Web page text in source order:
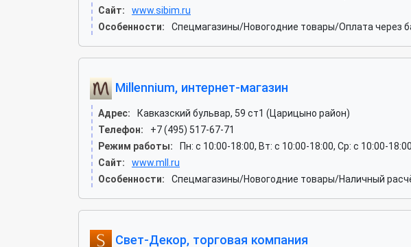
Сайт:
www.sibim.ru
Особенности:
Спецмагазины/Новогодние товары/Оплата через
Millennium, интернет-магазин
Адрес:
Кавказский бульвар, 59 ст1 (Царицыно район)
Телефон:
+7 (495) 517-67-71
Режим работы:
Пн: c 10:00-18:00, Вт: c 10:00-18:00, Ср: c 10:00-
Сайт:
www.mll.ru
Особенности:
Спецмагазины/Новогодние товары/Наличный
Свет-Декор, торговая компания